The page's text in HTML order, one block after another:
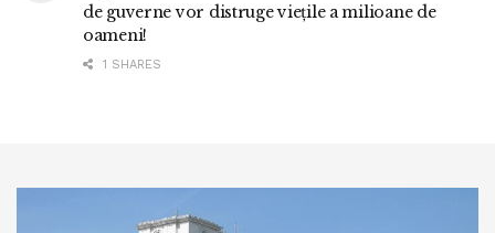
de guverne vor distruge viețile a milioane de
oameni!
1 SHARES